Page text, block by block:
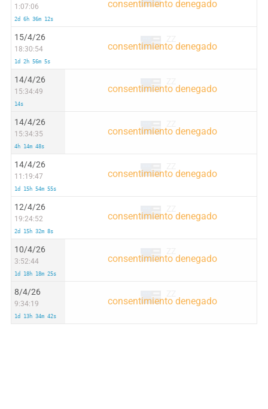
1:07:06
2d 6h 36m 12s
15/4/26
18:30:54
1d 2h 56m 5s
14/4/26
15:34:49
14s
14/4/26
15:34:35
4h 14m 48s
14/4/26
11:19:47
1d 15h 54m 55s
12/4/26
19:24:52
2d 15h 32m 8s
10/4/26
3:52:44
1d 18h 18m 25s
8/4/26
9:34:19
1d 13h 34m 42s